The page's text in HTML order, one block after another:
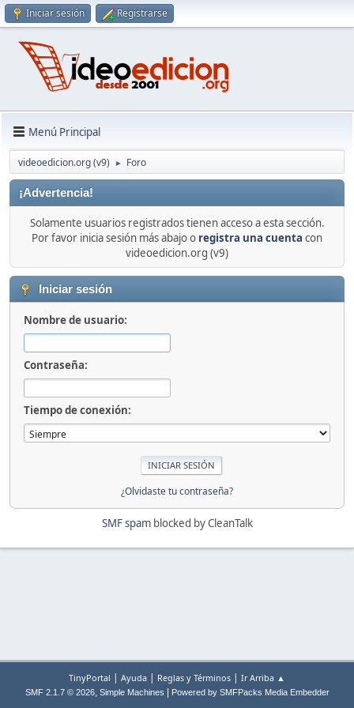
Iniciar sesión Registrarse
Menú Principal
videoedicion.org (v9) ► Foro
¡Advertencia!
Solamente usuarios registrados tienen acceso a esta sección.
Por favor inicia sesión más abajo o registra una cuenta con
videoedicion.org (v9)
Iniciar sesión
Nombre de usuario:
Contraseña:
Tiempo de conexión:
¿Olvidaste tu contraseña?
SMF spamblocked by CleanTalk
TinyPortal | Ayuda | Reglas y Términos | Ir Arriba ▲
SMF 2.1.7 © 2026, Simple Machines Powered by SMFPacks Media Embedder